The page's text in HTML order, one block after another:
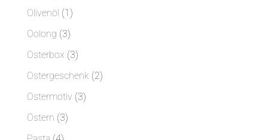
Produkte
Olivenöl 11
Produkt
Oolong 33
Produkte
Osterbox 33
Produkte
Ostergeschenk 22
Ostermotiv 33
Ostern 33